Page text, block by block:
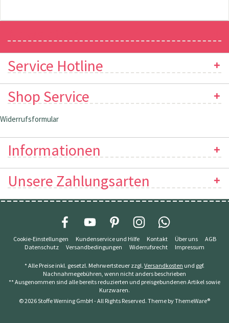
Service Hotline
Shop Service
Widerrufsformular
Informationen
Unsere Zahlungsarten
Cookie-Einstellungen Kundenservice und Hilfe Kontakt Über uns
AGB
Datenschutz
Versandbedingungen Widerrufsrecht Impressum
* Alle Preise inkl. gesetzl. Mehrwertsteuer zzgl. Versandkosten und ggf.
Nachnahmegebühren, wenn nicht anders beschrieben
** Ausgenommen sind alle bereits reduzierten und preisgebundenen Artikel sowie
Kurzwaren.
© 2026 Stoffe Werning GmbH - All Rights Reserved. Theme byThemeWare®